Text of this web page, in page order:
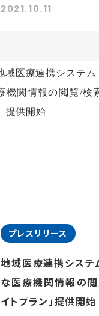
2021.10.11
プレスリリース
地域医療連携システ
な医療機関情報の閲
イトプラン」提供開始